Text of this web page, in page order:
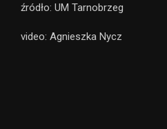
źródło: UM Tarnobrzeg
video: Agnieszka Nycz